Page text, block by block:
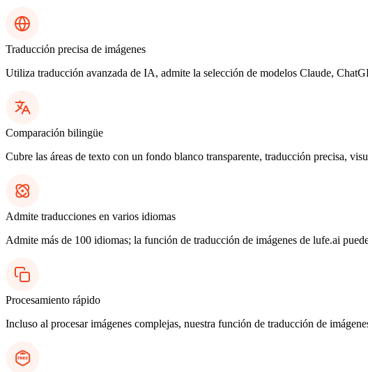
Traducción precisa de imágenes
Utiliza traducción avanzada de IA, admite la selección de modelos Claude,
Comparación bilingüe
Cubre las áreas de texto con un fondo blanco transparente, traducción precisa,
Admite traducciones en varios idiomas
Admite más de 100 idiomas; la función de traducción de imágenes de lufe.ai
Procesamiento rápido
Incluso al procesar imágenes complejas, nuestra función de traducción de